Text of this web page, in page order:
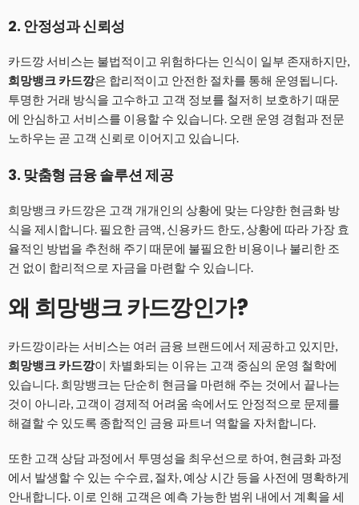
2. 안정성과 신뢰성
카드깡 서비스는 불법적이고 위험하다는 인식이 일부 존재하지만,
희망뱅크 카드깡은 합리적이고 안전한 절차를 통해 운영됩니다.
투명한 거래 방식을 고수하고 고객 정보를 철저히 보호하기 때문
에 안심하고 서비스를 이용할 수 있습니다. 오랜 운영 경험과 전문
노하우는 곧 고객 신뢰로 이어지고 있습니다.
3. 맞춤형 금융 솔루션 제공
희망뱅크 카드깡은 고객 개개인의 상황에 맞는 다양한 현금화 방
식을 제시합니다. 필요한 금액, 신용카드 한도, 상황에 따라 가장 효
율적인 방법을 추천해 주기 때문에 불필요한 비용이나 불리한 조
건 없이 합리적으로 자금을 마련할 수 있습니다.
왜 희망뱅크 카드깡인가?
카드깡이라는 서비스는 여러 금융 브랜드에서 제공하고 있지만,
희망뱅크 카드깡이 차별화되는 이유는 고객 중심의 운영 철학에
있습니다. 희망뱅크는 단순히 현금을 마련해 주는 것에서 끝나는
것이 아니라, 고객이 경제적 어려움 속에서도 안정적으로 문제를
해결할 수 있도록 종합적인 금융 파트너 역할을 자처합니다.
또한 고객 상담 과정에서 투명성을 최우선으로 하여, 현금화 과정
에서 발생할 수 있는 수수료, 절차, 예상 시간 등을 사전에 명확하게
안내합니다. 이로 인해 고객은 예측 가능한 범위 내에서 계획을 세